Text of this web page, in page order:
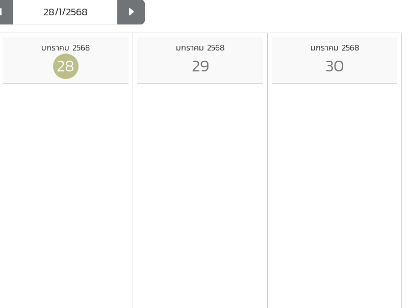
มกราคม 2568
28
มกราคม 2568
29
มกราคม 2568
30